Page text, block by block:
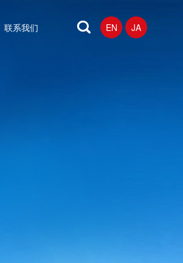
联系我们 EN JA